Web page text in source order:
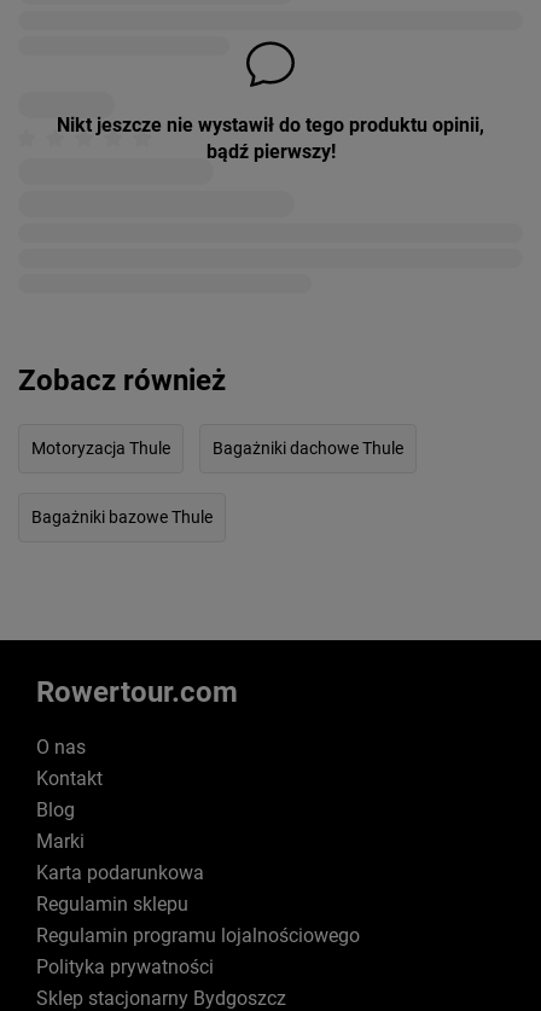
Nikt jeszcze nie wystawił do tego produktu opinii,
bądź pierwszy!
Zobacz również
Motoryzacja Thule Bagażniki dachowe Thule
Bagażniki bazowe Thule
Rowertour.com
O nas
Kontakt
Blog
Marki
Karta podarunkowa
Regulamin sklepu
Regulamin programu lojalnościowego
Polityka prywatności
Sklep stacjonarny Bydgoszcz